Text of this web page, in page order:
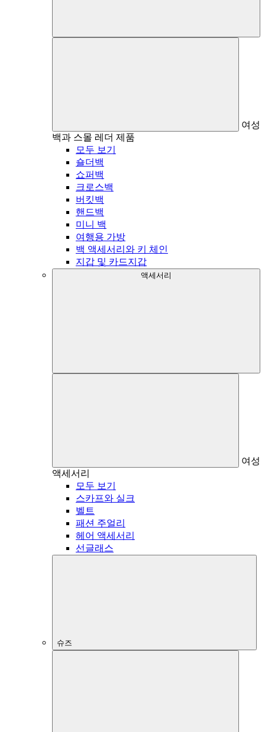
여성
백과 스몰 레더 제품
모두 보기
숄더백
쇼퍼백
크로스백
버킷백
핸드백
미니 백
여행용 가방
백 액세서리와 키 체인
지갑 및 카드지갑
액세서리
여성
액세서리
모두 보기
스카프와 실크
벨트
패션 주얼리
헤어 액세서리
선글래스
슈즈